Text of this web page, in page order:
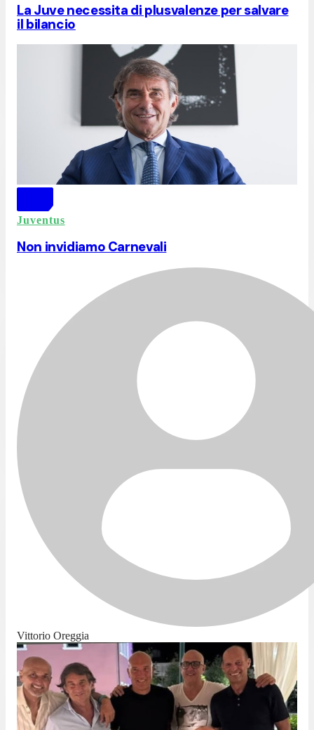
La Juve necessita di plusvalenze per salvare
il bilancio
Juventus
Non invidiamo Carnevali
Vittorio Oreggia